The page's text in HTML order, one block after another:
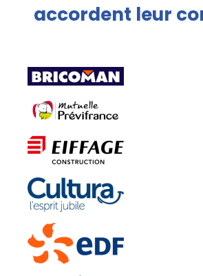
accordent leur